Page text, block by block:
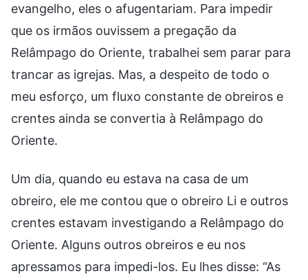
evangelho, eles o afugentariam. Para impedir
que os irmãos ouvissem a pregação da
Relâmpago do Oriente, trabalhei sem parar para
trancar as igrejas. Mas, a despeito de todo o
meu esforço, um fluxo constante de obreiros e
crentes ainda se convertia à Relâmpago do
Oriente.
Um dia, quando eu estava na casa de um
obreiro, ele me contou que o obreiro Li e outros
crentes estavam investigando a Relâmpago do
Oriente. Alguns outros obreiros e eu nos
apressamos para impedi-los. Eu lhes disse: “As